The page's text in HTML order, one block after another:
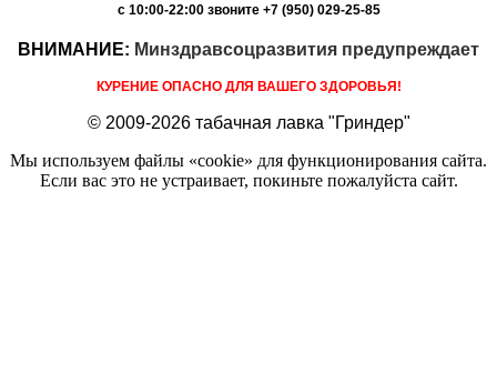
с 10:00-22:00 звоните +7 (950) 029-25-85
ВНИМАНИЕ: Минздравсоцразвития предупреждает
КУРЕНИЕ ОПАСНО ДЛЯ ВАШЕГО ЗДОРОВЬЯ!
© 2009-2026 табачная лавка "Гриндер"
Мы используем файлы «cookie» для функционирования сайта.
Если вас это не устраивает, покиньте пожалуйста сайт.